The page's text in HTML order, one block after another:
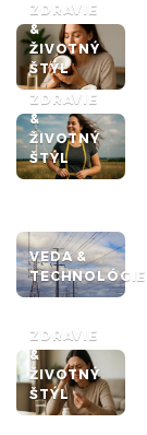
ZDRAVIE
&
ŽIVOTNÝ
ŠTÝL
ZDRAVIE
&
ŽIVOTNÝ
ŠTÝL
VEDA &
TECHNOLÓGIE
ZDRAVIE
&
ŽIVOTNÝ
ŠTÝL